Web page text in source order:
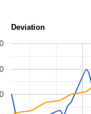
Deviation